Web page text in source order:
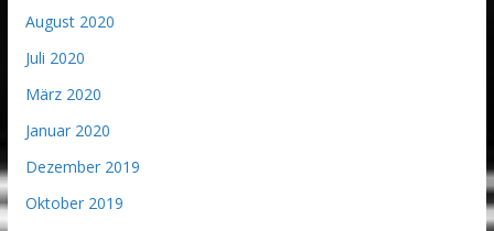
August 2020
Juli 2020
März 2020
Januar 2020
Dezember 2019
Oktober 2019